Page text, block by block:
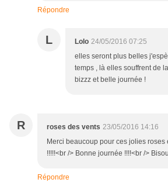
Répondre
L Lolo 24/05/2016 07:25
elles seront plus belles
temps , là elles souffrent de
bizzz et belle journée !
R roses des vents 23/05/2016 14:16
Merci beaucoup pour ces jolies roses
!!!!!<br /> Bonne journée !!!!<br />
Répondre